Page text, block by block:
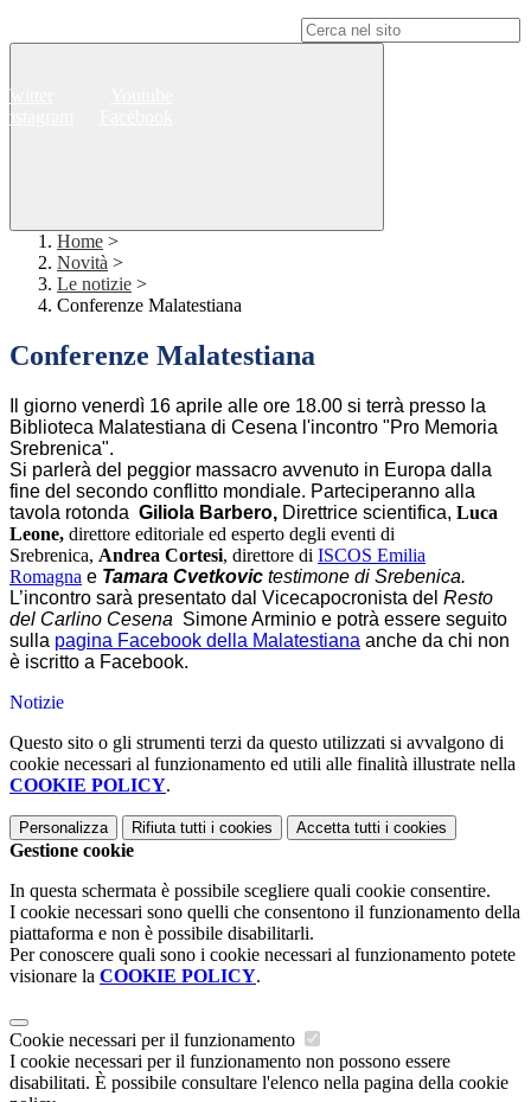
Twitter
Instagram
Home >
Novità >
Le notizie >
Conferenze Malatestiana
Conferenze Malatestiana
Il giorno venerdì 16 aprile alle ore 18.00 si terrà presso la
Biblioteca Malatestiana di Cesena l'incontro "Pro Memoria
Srebrenica".
Si parlerà del peggior massacro avvenuto in Europa dalla
fine del secondo conflitto mondiale. Parteciperanno alla
tavola rotonda Giliola Barbero, Direttrice scientifica, Luca
Leone, direttore editoriale ed esperto degli eventi di
Srebrenica, Andrea Cortesi, direttore di ISCOS Emilia
Romagna e Tamara Cvetkovic testimone di Srebenica.
L’incontro sarà presentato dal Vicecapocronista del Resto
del Carlino Cesena Simone Arminio e potrà essere seguito
sulla pagina Facebook della Malatestiana anche da chi non
è iscritto a Facebook.
Notizie
Questo sito o gli strumenti terzi da questo utilizzati si avvalgono di
cookie necessari al funzionamento ed utili alle finalità illustrate nella
COOKIE POLICY.
Personalizza Rifiuta tutti i cookies Accetta tutti i cookies
Gestione cookie
In questa schermata è possibile scegliere quali cookie consentire.
I cookie necessari sono quelli che consentono il funzionamento della
piattaforma e non è possibile disabilitarli.
Per conoscere quali sono i cookie necessari al funzionamento potete
visionare la COOKIE POLICY.
Cookie necessari per il funzionamento
I cookie necessari per il funzionamento non possono essere
disabilitati. È possibile consultare l'elenco nella pagina della cookie